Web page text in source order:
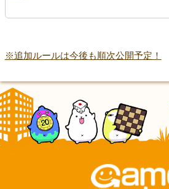
※追加ルールは今後も順次公開予定！